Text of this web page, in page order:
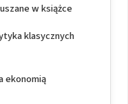
w książce
klasycznych
ekonomią